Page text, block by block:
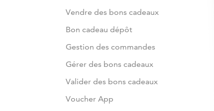
Vendre des bons cadeaux
Bon cadeau dépôt
Gestion des commandes
Gérer des bons cadeaux
Valider des bons cadeaux
Voucher App